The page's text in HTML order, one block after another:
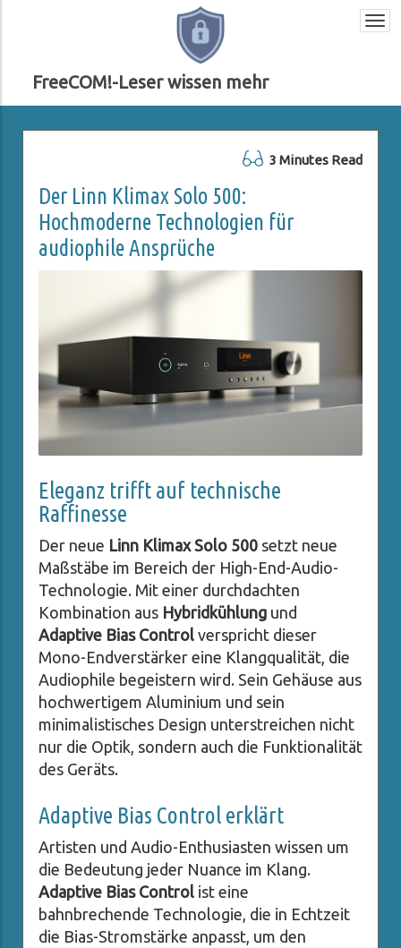
FreeCOM!-Leser wissen mehr
3 Minutes Read
Der Linn Klimax Solo 500:
Hochmoderne Technologien für
audiophile Ansprüche
Eleganz trifft auf technische
Raffinesse
Der neue Linn Klimax Solo 500 setzt neue
Maßstäbe im Bereich der High-End-Audio-
Technologie. Mit einer durchdachten
Kombination aus Hybridkühlung und
Adaptive Bias Control verspricht dieser
Mono-Endverstärker eine Klangqualität, die
Audiophile begeistern wird. Sein Gehäuse aus
hochwertigem Aluminium und sein
minimalistisches Design unterstreichen nicht
nur die Optik, sondern auch die Funktionalität
des Geräts.
Adaptive Bias Control erklärt
Artisten und Audio-Enthusiasten wissen um
die Bedeutung jeder Nuance im Klang.
Adaptive Bias Control ist eine
bahnbrechende Technologie, die in Echtzeit
die Bias-Stromstärke anpasst, um den